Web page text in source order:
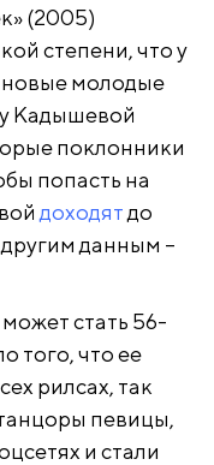
(2005)
степени, что у
новые молодые
Кадышевой
поклонники
попасть на
доходятдо
данным –
стать 56-
того, что ее
рилсах, так
певицы,
и стали